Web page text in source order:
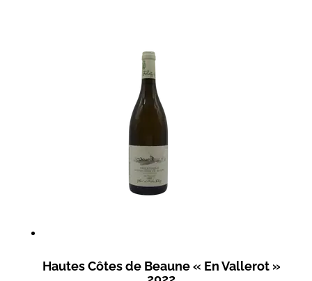
Hautes Côtes de Beaune « En Vallerot »